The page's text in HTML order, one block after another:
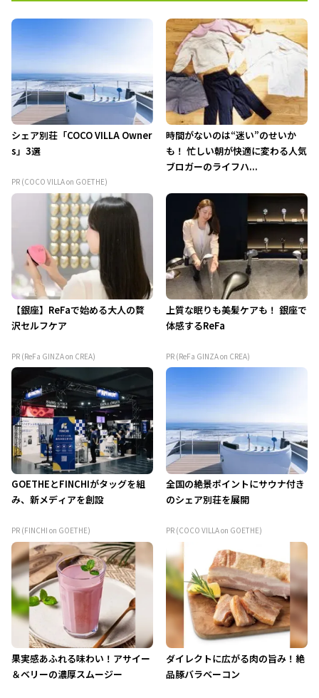
シェア別荘「COCO VILLA Owner
s」3選
PR (COCO VILLA on GOETHE)
時間がないのは“迷い”のせいか
も！ 忙しい朝が快適に変わる人気
ブロガーのライフハ...
【銀座】ReFaで始める大人の贅
沢セルフケア
PR (ReFa GINZA on CREA)
上質な眠りも美髪ケアも！ 銀座で
体感するReFa
PR (ReFa GINZA on CREA)
GOETHEとFINCHIがタッグを組
み、新メディアを創設
PR (FINCHI on GOETHE)
全国の絶景ポイントにサウナ付き
のシェア別荘を展開
PR (COCO VILLA on GOETHE)
果実感あふれる味わい！アサイー
＆ベリーの濃厚スムージー
ダイレクトに広がる肉の旨み！絶
品豚バラベーコン